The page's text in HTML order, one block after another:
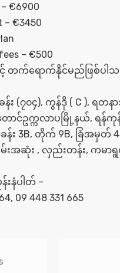
– €6900
– €3450
– €500
င့် တက်ရောက်နိုင်မည်ဖြစ်ပါ
န်း (၇၀၄), ကွန်ဒို ( C ), ရတန
ောင်ဥက္ကလာပမြို့နယ်, ရန်ကု
န်း 3B, တိုက် 9B, ခြံအမှတ်
မ်းအဆုံး , လှည်းတန်း, ကမာ
နံပါတ် –
09 448 331 665